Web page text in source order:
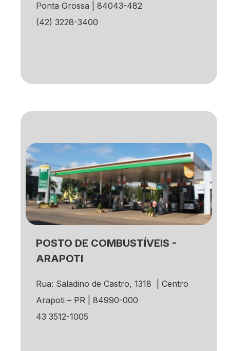
Ponta Grossa | 84043-482
(42) 3228-3400
POSTO DE COMBUSTÍVEIS -
ARAPOTI
Rua: Saladino de Castro, 1318 | Centro
Arapoti – PR | 84990-000
43 3512-1005